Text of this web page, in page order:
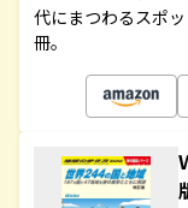
代にまつわるスポ
冊。